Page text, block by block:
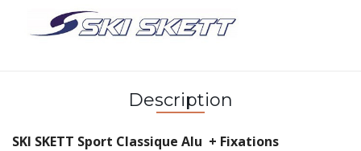
Description
SKI SKETT Sport Classique Alu + Fixations